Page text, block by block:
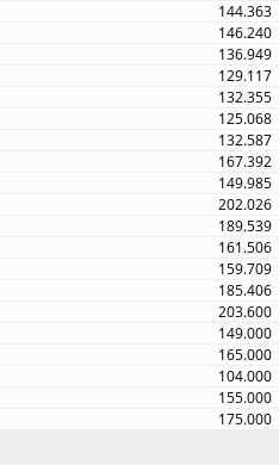
144.363
146.240
136.949
129.117
132.355
125.068
132.587
167.392
149.985
202.026
189.539
161.506
159.709
185.406
203.600
149.000
165.000
104.000
155.000
175.000